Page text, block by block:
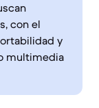
con el
y
multimedia